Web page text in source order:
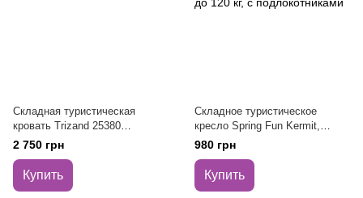
Складная туристическая
кровать Trizand 25380
200×65×30 см с матрасом,
нагрузка 150 кг
2 750 грн
Купить
Складное туристическое
кресло Spring Fun Kermit,
55×54×60 см, стальной каркас,
ткань Oxford 600D, до 120 кг, с
подлокотниками
980 грн
Купить